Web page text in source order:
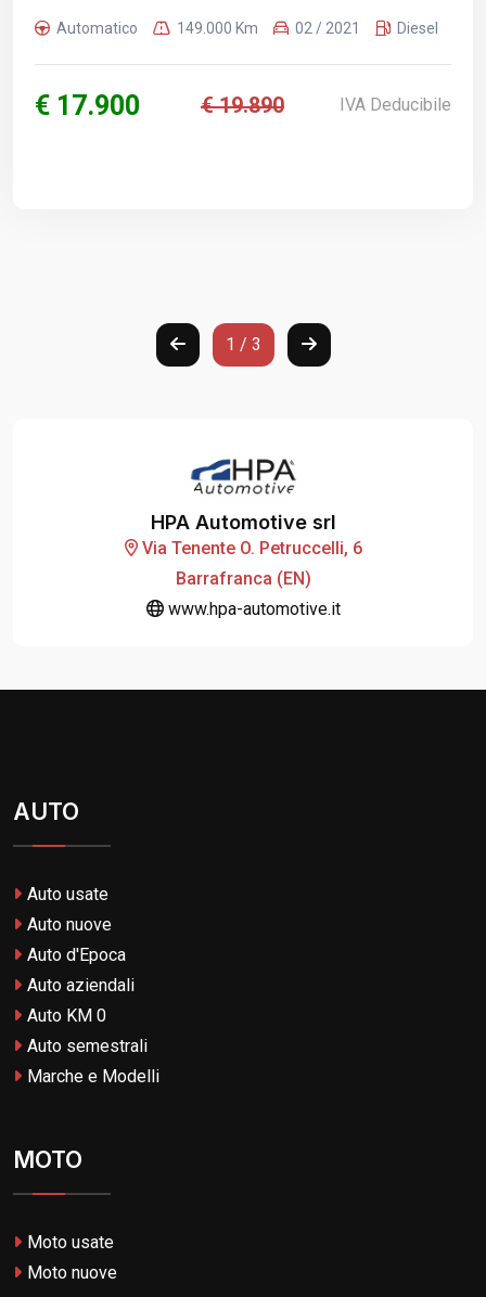
Automatico 149.000 Km 02 / 2021 Diesel
€ 17.900 € 19.890 IVA Deducibile
1 / 3
HPA Automotive srl
Via Tenente O. Petruccelli, 6
Barrafranca (EN)
www.hpa-automotive.it
AUTO
Auto usate
Auto nuove
Auto d'Epoca
Auto aziendali
Auto KM 0
Auto semestrali
Marche e Modelli
MOTO
Moto usate
Moto nuove